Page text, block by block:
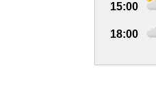
15:00
18:00